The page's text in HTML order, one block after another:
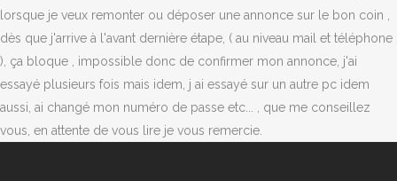
lorsque je veux remonter ou déposer une annonce sur le bon coin ,
dès que j'arrive à l'avant dernière étape, ( au niveau mail et téléphone
), ça bloque , impossible donc de confirmer mon annonce, j'ai
essayé plusieurs fois mais idem, j ai essayé sur un autre pc idem
aussi, ai changé mon numéro de passe etc... , que me conseillez
vous, en attente de vous lire je vous remercie.